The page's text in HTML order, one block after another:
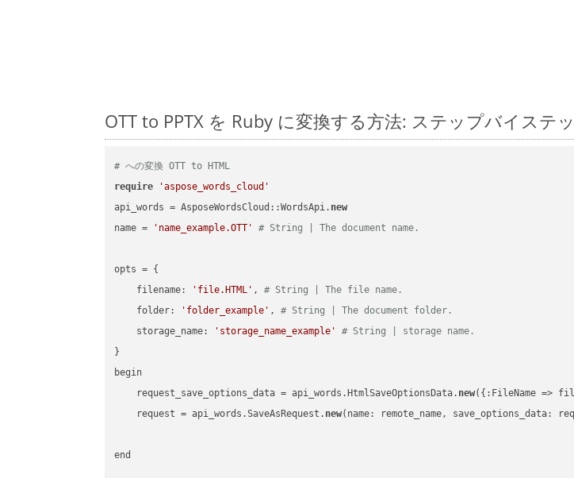
OTT to PPTX を Ruby に変換する方法: ステップバイステ
# への変換 OTT to HTML
require
'aspose_words_cloud'
api_words = AsposeWordsCloud::WordsApi. new
name =
'name_example.OTT' # String | The document name.
opts = {
    filename:
'file.HTML' , # String | The file name.
    folder:
'folder_example' , # String | The document folder.
    storage_name:
'storage_name_example'
# String | storage name.
}
begin
    request_save_options_data = api_words.HtmlSaveOptionsData.
new({:FileName =>
    request = api_words.SaveAsRequest.
new(name: remote_name,
end